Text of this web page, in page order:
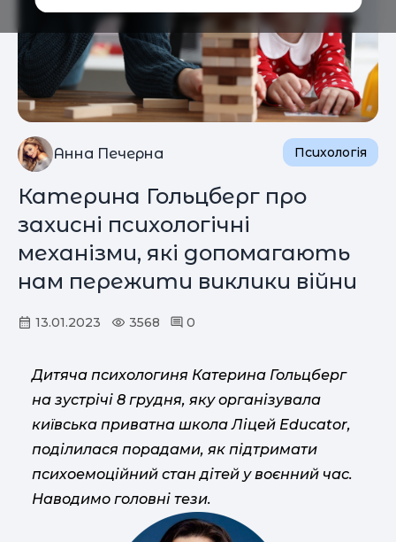
Анна Печерна Психологія
Катерина Гольцберг про
захисні психологічні
механізми, які допомагають
нам пережити виклики війни
13.01.2023 3568 0
Дитяча психологиня Катерина Гольцберг
на зустрічі 8 грудня, яку організувала
київська приватна школа Ліцей Educator,
поділилася порадами, як підтримати
психоемоційний стан дітей у воєнний час.
Наводимо головні тези.